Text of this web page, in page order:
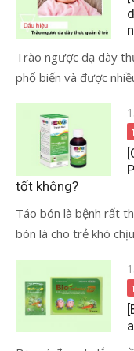
Trào ngược dạ dày
phổ biến và được
tốt không?
Táo bón là bệnh rất
bón là cho trẻ khó